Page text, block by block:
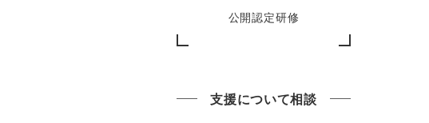
公開認定研修
支援について相談